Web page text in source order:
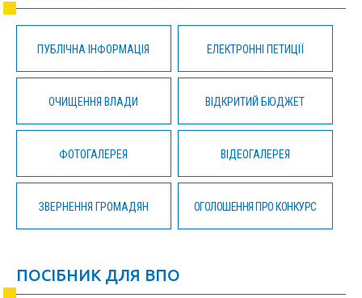
ПУБЛІЧНА ІНФОРМАЦІЯ ЕЛЕКТРОННІ ПЕТИЦІЇ
ОЧИЩЕННЯ ВЛАДИ ВІДКРИТИЙ БЮДЖЕТ
ФОТОГАЛЕРЕЯ ВІДЕОГАЛЕРЕЯ
ЗВЕРНЕННЯ ГРОМАДЯН ОГОЛОШЕННЯ ПРО КОНКУРС
ПОСІБНИК ДЛЯ ВПО